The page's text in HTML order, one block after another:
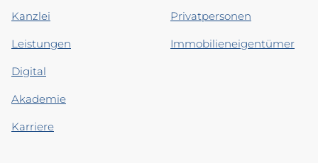
Kanzlei
Leistungen
Digital
Akademie
Karriere
Privatpersonen
Immobilieneigentümer